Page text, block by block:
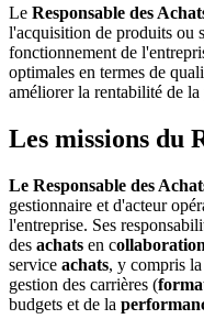
Le Responsable des
l'acquisition de produits ou
fonctionnement de
optimales en termes de
améliorer la rentabilité de
Les missions du
Le Responsable des
gestionnaire et d'acteur
l'entreprise. Ses
des achats en c
service achats, y compris
gestion des carrières (
budgets et de la